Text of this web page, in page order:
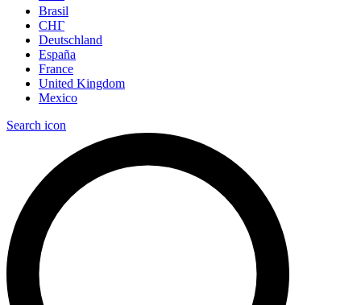
Brasil
СНГ
Deutschland
España
France
United Kingdom
Mexico
Search icon